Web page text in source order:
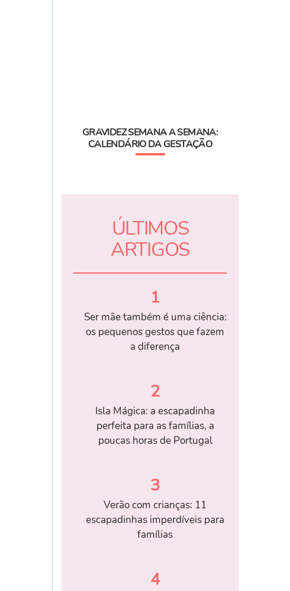
GRAVIDEZ SEMANA A SEMANA:
CALENDÁRIO DA GESTAÇÃO
ÚLTIMOS
ARTIGOS
1
Ser mãe também é uma ciência:
os pequenos gestos que fazem
a diferença
2
Isla Mágica: a escapadinha
perfeita para as famílias, a
poucas horas de Portugal
3
Verão com crianças: 11
escapadinhas imperdíveis para
famílias
4